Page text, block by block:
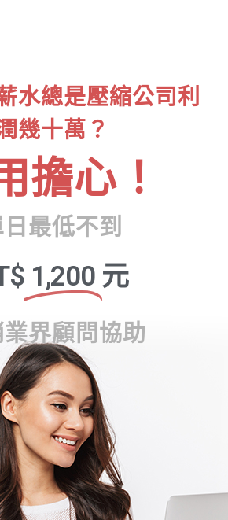
水總是壓縮公司利
幾十萬？
擔心！
最低不到
1,200 元
界顧問協助